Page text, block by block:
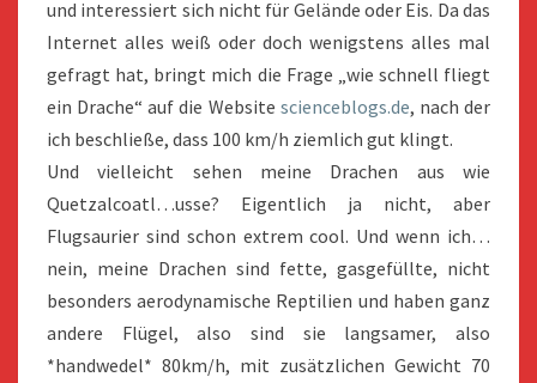
und interessiert sich nicht für Gelände oder Eis. Da das
Internet alles weiß oder doch wenigstens alles mal
gefragt hat, bringt mich die Frage „wie schnell fliegt
ein Drache“ auf die Website scienceblogs.de, nach der
ich beschließe, dass 100 km/h ziemlich gut klingt.
Und vielleicht sehen meine Drachen aus wie
Quetzalcoatl…usse? Eigentlich ja nicht, aber
Flugsaurier sind schon extrem cool. Und wenn ich…
nein, meine Drachen sind fette, gasgefüllte, nicht
besonders aerodynamische Reptilien und haben ganz
andere Flügel, also sind sie langsamer, also
*handwedel* 80km/h, mit zusätzlichen Gewicht 70